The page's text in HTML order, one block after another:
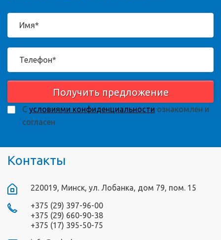
Получить предложение
С условиями конфиденциальности ознакомлен и
согласен
Контакты
220019, Минск, ул. Лобанка, дом 79, пом. 15
+375 (29) 397-96-00
+375 (29) 660-90-38
+375 (17) 395-50-75